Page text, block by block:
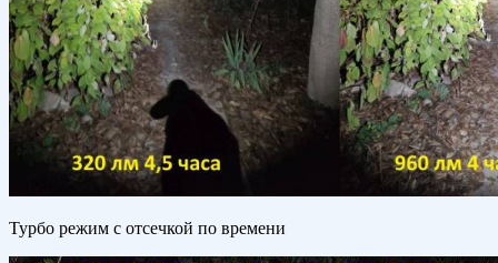
Турбо режим с отсечкой по времени